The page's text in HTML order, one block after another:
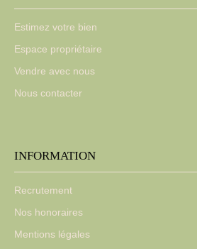
Estimez votre bien
Espace propriétaire
Vendre avec nous
Nous contacter
INFORMATION
Recrutement
Nos honoraires
Mentions légales